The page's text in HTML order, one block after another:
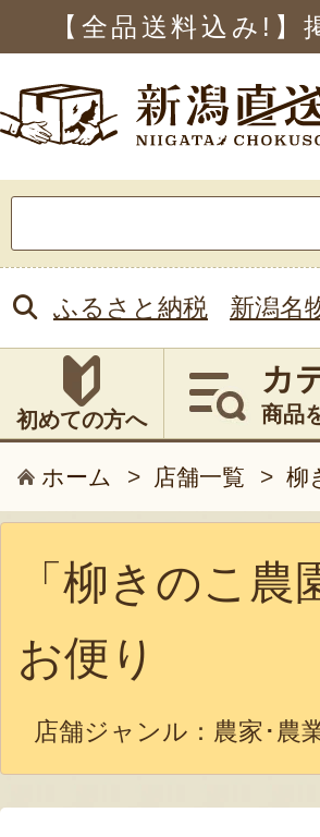
【全品送料込み!】
索:
ふるさと納税 新潟名
初めての方へ
カ
商品
ホーム > 店舗一覧 > 柳
「柳きのこ
お便り
店舗ジャンル： 農家･農